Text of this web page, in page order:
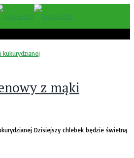
z mąki
Dzisiejszy chlebek będzie świetną